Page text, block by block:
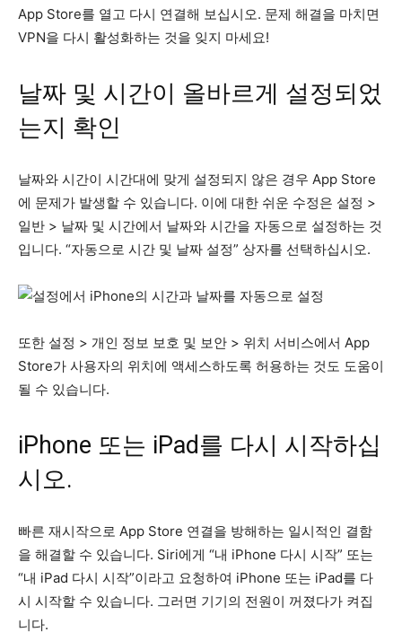
App Store를 열고 다시 연결해 보십시오. 문제 해결을 마치면
VPN을 다시 활성화하는 것을 잊지 마세요!
날짜 및 시간이 올바르게 설정되었
는지 확인
날짜와 시간이 시간대에 맞게 설정되지 않은 경우 App Store
에 문제가 발생할 수 있습니다. 이에 대한 쉬운 수정은 설정 >
일반 > 날짜 및 시간에서 날짜와 시간을 자동으로 설정하는 것
입니다. “자동으로 시간 및 날짜 설정” 상자를 선택하십시오.
또한 설정 > 개인 정보 보호 및 보안 > 위치 서비스에서 App
Store가 사용자의 위치에 액세스하도록 허용하는 것도 도움이
될 수 있습니다.
iPhone 또는 iPad를 다시 시작하십
시오.
빠른 재시작으로 App Store 연결을 방해하는 일시적인 결함
을 해결할 수 있습니다. Siri에게 “내 iPhone 다시 시작” 또는
“내 iPad 다시 시작”이라고 요청하여 iPhone 또는 iPad를 다
시 시작할 수 있습니다. 그러면 기기의 전원이 꺼졌다가 켜집
니다.